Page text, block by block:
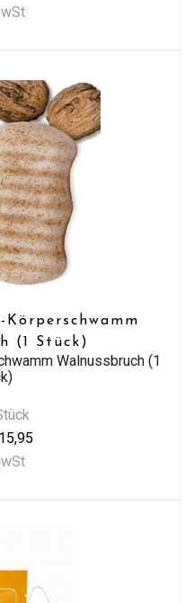
Körperschwamm
(1 Stück)
Walnussbruch (1
15,95